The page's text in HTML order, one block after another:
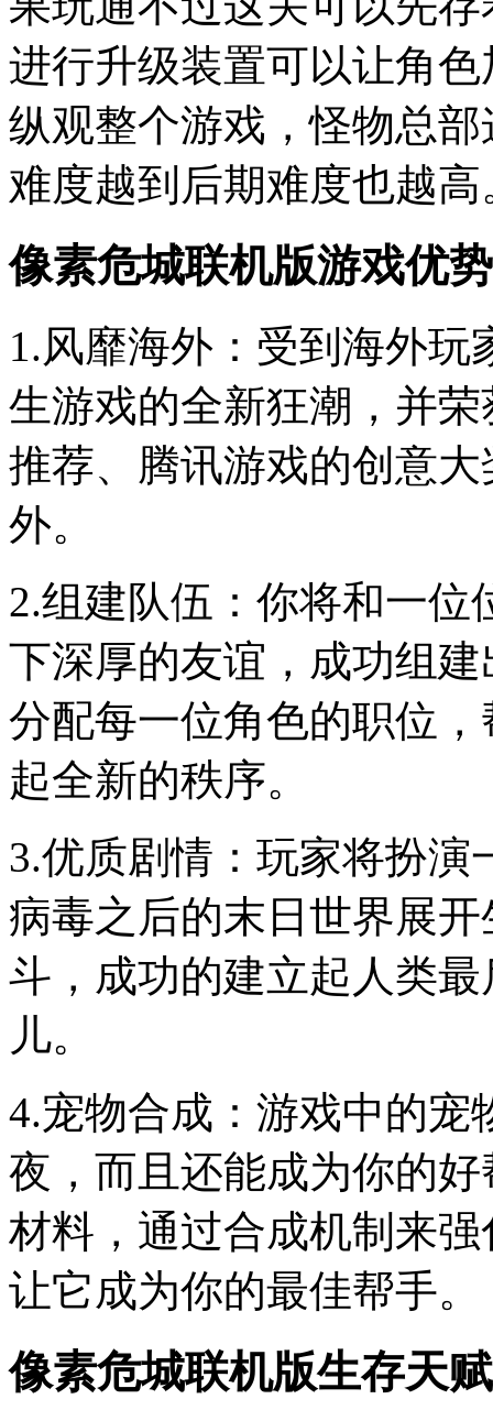
进行升级装置可以让角
纵观整个游戏，怪物总
难度越到后期难度也越高
像素危城联机版游戏优势
1.风靡海外：受到海外
生游戏的全新狂潮，并
推荐、腾讯游戏的创意
外。
2.组建队伍：你将和一
下深厚的友谊，成功组
分配每一位角色的职位
起全新的秩序。
3.优质剧情：玩家将扮
病毒之后的末日世界展
斗，成功的建立起人类
儿。
4.宠物合成：游戏中的宠
夜，而且还能成为你的
材料，通过合成机制来
让它成为你的最佳帮手。
像素危城联机版生存天